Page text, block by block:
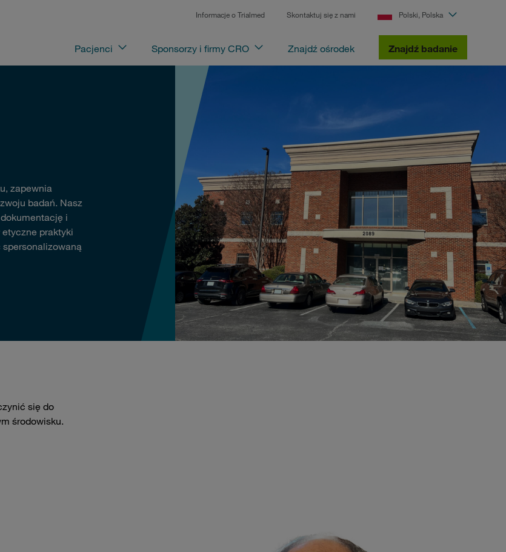
Pacjenci
Sponsorzy i firmy CRO Znajdź ośrodek Znajdź badanie
Informacje o Trialmed Skontaktuj się z nami Polski, Polska
zapewnia
badań. Nasz
i
praktyki
się do
środowisku.